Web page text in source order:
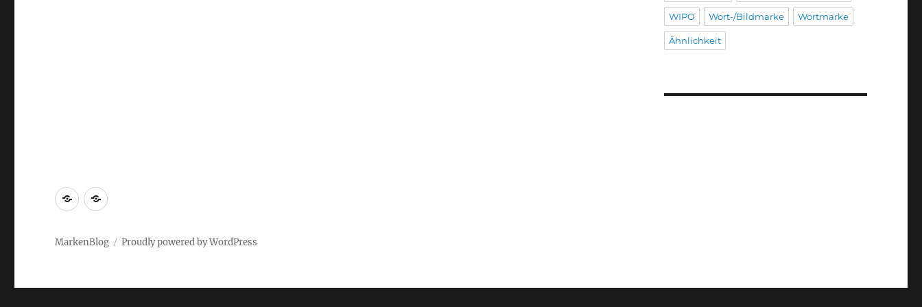
WIPO Wort-/Bildmarke Wortmarke
Ähnlichkeit
Markenrecherche
Gastbeiträge
MarkenBlog Proudly powered by WordPress